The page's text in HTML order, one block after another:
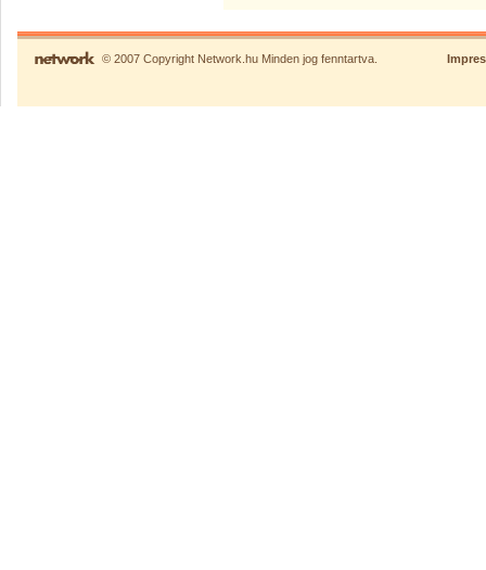
© 2007 Copyright Network.hu Minden jog fenntartva.